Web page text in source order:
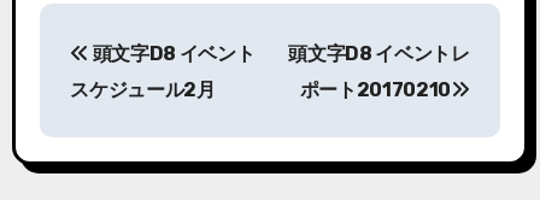
投
稿
ナ
ビ
頭文字D8 イベント
スケジュール2月
頭文字D8 イベントレ
ポート20170210